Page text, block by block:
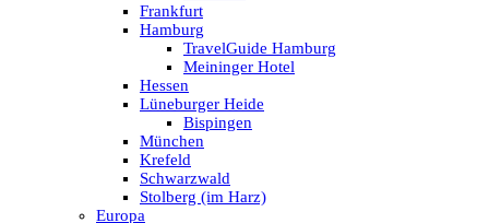
Frankfurt
Hamburg
TravelGuide Hamburg
Meininger Hotel
Hessen
Lüneburger Heide
Bispingen
München
Krefeld
Schwarzwald
Stolberg (im Harz)
Europa